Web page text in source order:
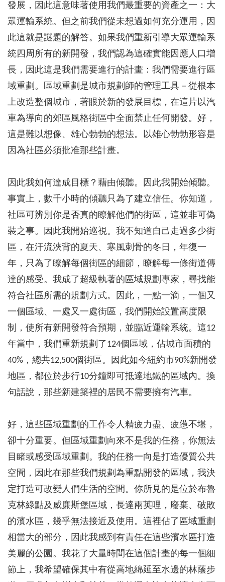
發展，因此這意味著使用我們最重要的資產之一：大
眾運輸系統。但之前我們從未想過如何充分運用，因
此這就是謎題的解答。如果我們重新引導大眾運輸系
統四周所有的新開發，我們認為這確實能因應人口增
長，因此這是我們需要進行的計畫：我們需要進行區
域重劃。區域重劃是城市規劃師的管理工具－從根本
上改造整個城市，著眼於新的發展目標，在這片以汽
車為導向的郊區風格街區中全面禁止任何開發。好，
這是難以想像、雄心勃勃的想法。以雄心勃勃形容是
因為社區必須批准那些計畫。
因此我如何達成目標？藉由傾聽。因此我開始傾聽。
事實上，數千小時的傾聽只為了建立信任。你知道，
社區可辨別你是否真的瞭解他們的街區，這並非可偽
裝之事。因此我開始巡視。我不知道自己走過多少街
區，在汗流浹背的夏天、寒風刺骨的冬日，年復一
年，只為了瞭解每個街區的細節，瞭解每一條街道傳
達的感受。我成了超級執著的區域規劃專家，尋找能
符合社區所需的規劃方式。因此，一點一滴，一個又
一個區域、一處又一處街區，我們開始設置高度限
制，使所有新開發符合預期，並臨近運輸系統。這12
年當中，我們重新規劃了124個區域，佔城市面積的
40%，總共12,500個街區。因此如今紐約市90%新開發
地區，都位於步行10分鐘即可抵達地鐵的區域內。換
句話說，那些新建築裡的居民不需要擁有汽車。
好，這些區域重劃的工作令人精疲力盡、疲憊不堪，
卻十分重要。但區域重劃向來不是我的任務，你無法
目睹或感受區域重劃。我的任務一向是打造優質公共
空間，因此在那些我們規劃為重點開發的區域，我決
定打造可改變人們生活的空間。你所見的是位於布魯
克林綠點及威廉斯堡區域，長達兩英哩，廢棄、破敗
的濱水區，幾乎無法接近及使用。這裡佔了區域重劃
相當大的部分，因此我感到有責任在這些濱水區打造
美麗的公園。我花了大量時間在這個計畫的每一個細
節上，我希望確保其中有從高地綿延至水邊的林蔭步